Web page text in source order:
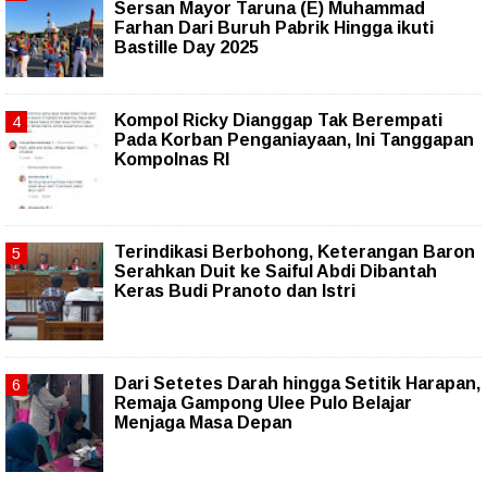
Sersan Mayor Taruna (E) Muhammad
Farhan Dari Buruh Pabrik Hingga ikuti
Bastille Day 2025
Kompol Ricky Dianggap Tak Berempati
Pada Korban Penganiayaan, Ini Tanggapan
Kompolnas RI
Terindikasi Berbohong, Keterangan Baron
Serahkan Duit ke Saiful Abdi Dibantah
Keras Budi Pranoto dan Istri
Dari Setetes Darah hingga Setitik Harapan,
Remaja Gampong Ulee Pulo Belajar
Menjaga Masa Depan